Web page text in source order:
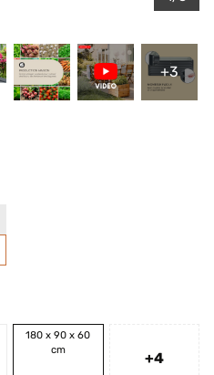
+3
180 x 90 x 60
cm
+4